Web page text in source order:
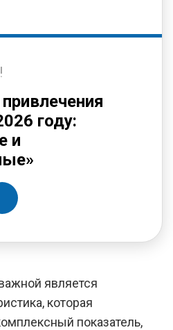
году:
и
является
которая
показатель,